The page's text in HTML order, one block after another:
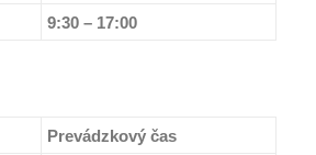
9:30 – 17:00
Prevádzkový čas